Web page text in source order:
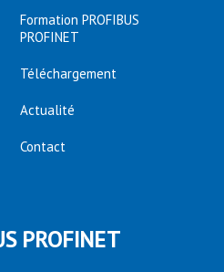
Formation PROFIBUS
PROFINET
Téléchargement
Actualité
Contact
PROFINET